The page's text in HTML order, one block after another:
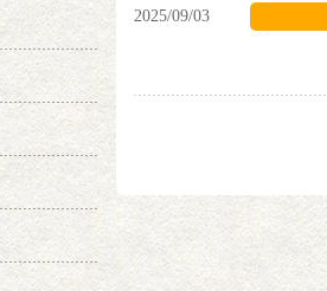
2025/09/03